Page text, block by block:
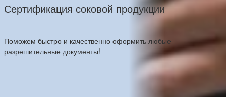
Сертификация соковой продукции
Поможем быстро и качественно оформить любые
разрешительные документы!